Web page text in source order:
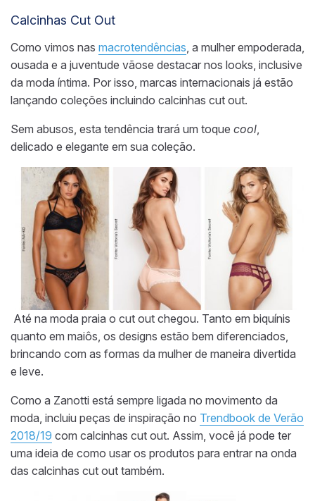
Calcinhas Cut Out
Como vimos nas macrotendências , a mulher empoderada,
ousada e a juventude vãose destacar nos looks, inclusive
da moda íntima. Por isso, marcas internacionais já estão
lançando coleções incluindo calcinhas cut out.
Sem abusos, esta tendência trará um toque cool
delicado e elegante em sua coleção.
Até na moda praia o cut out chegou. Tanto em biquínis
quanto em maiôs, os designs estão bem diferenciados,
brincando com as formas da mulher de maneira divertida
e leve.
Como a Zanotti está sempre ligada no movimento da
moda, incluiu peças de inspiração no Trendbook de Verão
2018/19 com calcinhas cut out. Assim, você já pode ter
uma ideia de como usar os produtos para entrar na onda
das calcinhas cut out também.